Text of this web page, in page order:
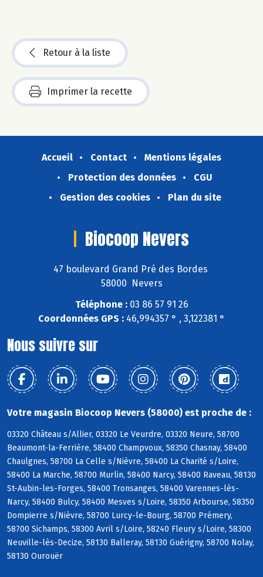
Retour à la liste
Imprimer la recette
Accueil Contact
Mentions légales
Protection des données
CGU
Gestion des cookies
Plan du site
Biocoop Nevers
47 boulevard Grand Pré des Bordes
58000 Nevers
Téléphone :03 86 57 91 26
Coordonnées GPS : 46,994357 ° , 3,122381 °
Nous suivre sur
Votre magasin Biocoop Nevers (58000) est proche de :
03320 Château s/Allier, 03320 Le Veurdre, 03320 Neure, 58700
Beaumont-la-Ferrière, 58400 Champvoux, 58350 Chasnay, 58400
Chaulgnes, 58700 La Celle s/Nièvre, 58400 La Charité s/Loire,
58400 La Marche, 58700 Murlin, 58400 Narcy, 58400 Raveau, 58130
St-Aubin-les-Forges, 58400 Tronsanges, 58400 Varennes-lès-
Narcy, 58400 Bulcy, 58400 Mesves s/Loire, 58350 Arbourse, 58350
Dompierre s/Nièvre, 58700 Lurcy-le-Bourg, 58700 Prémery,
58700 Sichamps, 58300 Avril s/Loire, 58240 Fleury s/Loire, 58300
Neuville-lès-Decize, 58130 Balleray, 58130 Guérigny, 58700 Nolay,
58130 Ourouër